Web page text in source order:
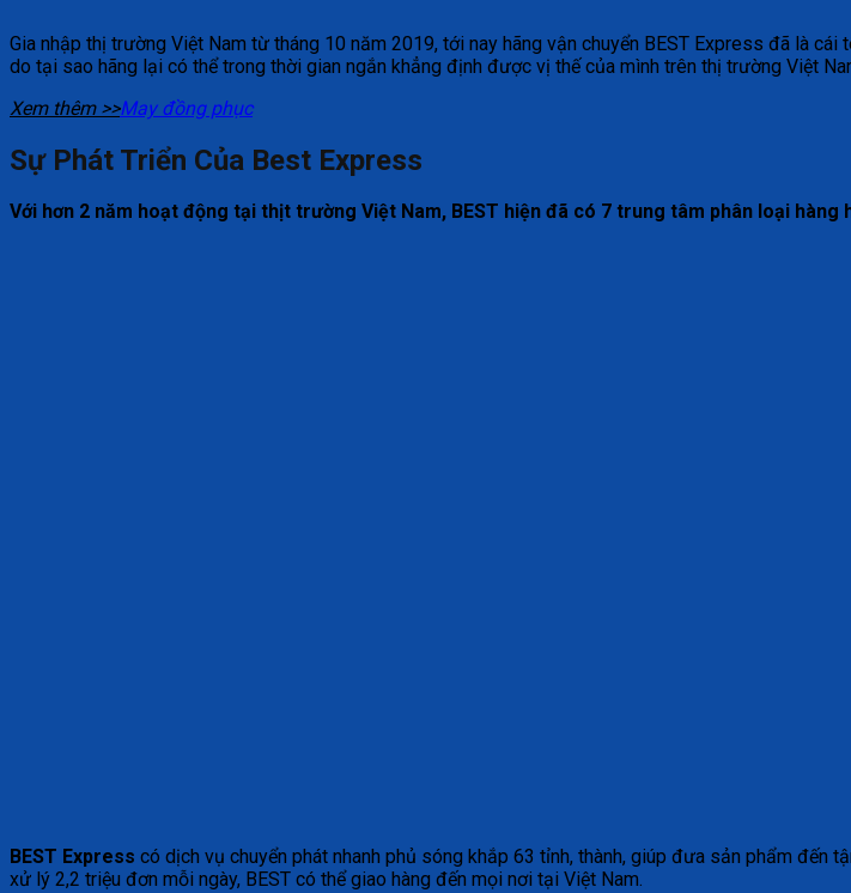
Gia nhập thị trường Việt Nam từ tháng 10 năm 2019, tới nay hãng vận chuyển BEST Express đã là
do tại sao hãng lại có thể trong thời gian ngắn khẳng định được vị thế của mình trên thị trường Việt
Xem thêm >>May đồng phục
Sự Phát Triển Của Best Express
Với hơn 2 năm hoạt động tại thịt trường Việt Nam, BEST hiện đã có 7 trung tâm phân loại
BEST Express có dịch vụ chuyển phát nhanh phủ sóng khắp 63 tỉnh, thành, giúp đưa sản phẩm
xử lý 2,2 triệu đơn mỗi ngày, BEST có thể giao hàng đến mọi nơi tại Việt Nam.